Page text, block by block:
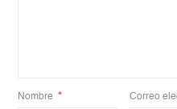
Nombre * Correo